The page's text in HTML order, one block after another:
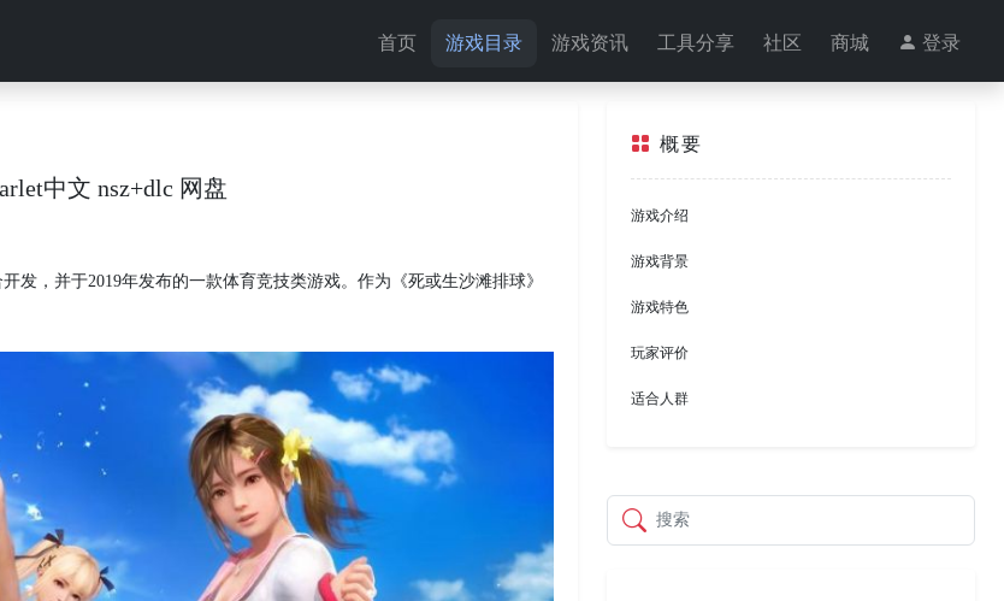
首页 游戏目录 游戏资讯 工具分享 社区 商城 登录
中文 nsz+dlc 网盘
发，并于2019年发布的一款体育竞技类游戏。作为《死或生沙滩排球》
概要
游戏介绍
游戏背景
游戏特色
玩家评价
适合人群
搜索